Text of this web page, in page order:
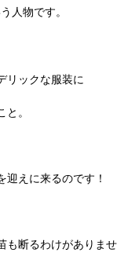
人物です。
リックな服装に
。
迎えに来るのです！
も断るわけがありませ